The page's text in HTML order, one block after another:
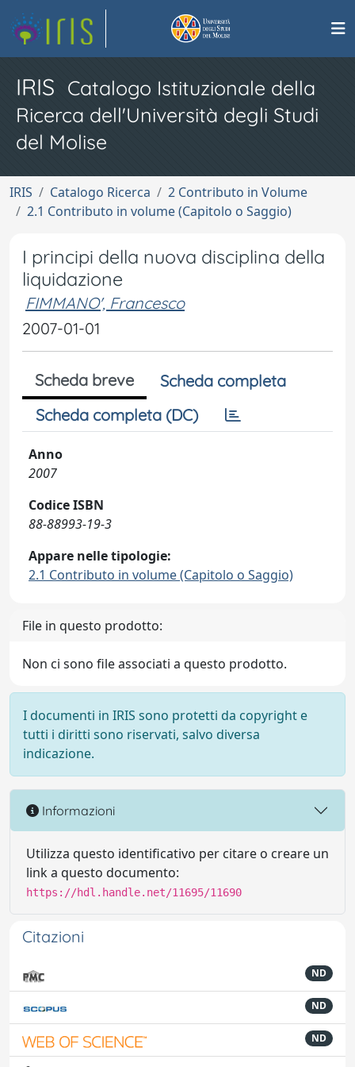
IRIS Catalogo Istituzionale della
Ricerca dell'Università degli Studi
del Molise
IRIS Catalogo Ricerca
2 Contributo in Volume
2.1 Contributo in volume (Capitolo o Saggio)
I principi della nuova disciplina della
liquidazione
FIMMANO', Francesco
2007-01-01
Scheda breve
Scheda completa
Scheda completa (DC)
Anno
2007
Codice ISBN
88-88993-19-3
Appare nelle tipologie:
2.1 Contributo in volume (Capitolo o Saggio)
File in questo prodotto:
Non ci sono file associati a questo prodotto.
I documenti in IRIS sono protetti da copyright e
tutti i diritti sono riservati, salvo diversa
indicazione.
Informazioni
Utilizza questo identificativo per citare o creare un
link a questo documento:
https://hdl.handle.net/11695/11690
Citazioni
ND
ND
ND